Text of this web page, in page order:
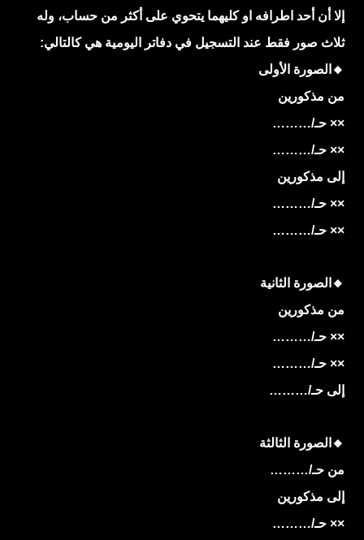
إلا أن أحد اطرافه او كليهما يتحوي على أكثر من حساب، وله
ثلاث صور فقط عند التسجيل في دفاتر اليومية هي كالتالي:
🔸 الصورة الأولى
من مذكورين
×× حـ/………
×× حـ/………
إلى مذكورين
×× حـ/………
×× حـ/………
🔸 الصورة الثانية
من مذكورين
×× حـ/………
×× حـ/………
إلى حـ/………
🔸 الصورة الثالثة
من حـ/………
إلى مذكورين
×× حـ/………